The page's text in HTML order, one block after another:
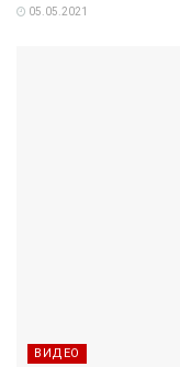
05.05.2021
ВИДЕО